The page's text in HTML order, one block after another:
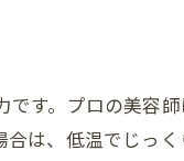
す。プロの美容
は、低温でじっ